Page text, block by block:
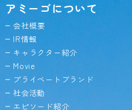
アミーゴについて
会社概要
IR情報
キャラクター紹介
Movie
プライベートブランド
社会活動
エピソード紹介